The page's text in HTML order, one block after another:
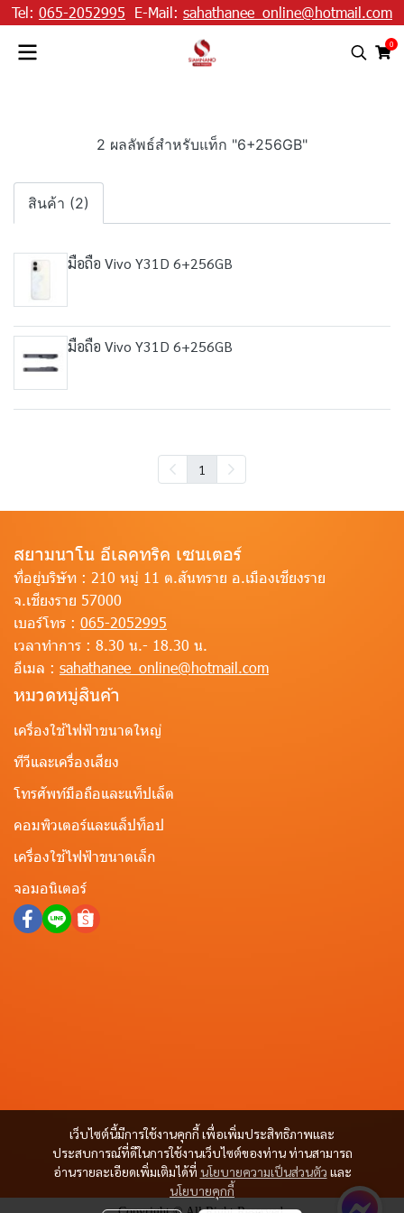
Tel: 065-2052995 E-Mail: sahathanee_online@hotmail.com
0
2 ผลลัพธ์สำหรับแท็ก "6+256GB"
สินค้า (2)
มือถือ Vivo Y31D 6+256GB
มือถือ Vivo Y31D 6+256GB
1
เว็บไซต์นี้มีการใช้งานคุกกี้ เพื่อเพิ่มประสิทธิภาพและ
ประสบการณ์ที่ดีในการใช้งานเว็บไซต์ของท่าน ท่านสามารถ
อ่านรายละเอียดเพิ่มเติมได้ที่ นโยบายความเป็นส่วนตัว และ
นโยบายคุกกี้
สยามนาโน อีเลคทริค เซนเตอร์
ที่อยู่บริษัท : 210 หมู่ 11 ต.สันทราย อ.เมืองเชียงราย
จ.เชียงราย 57000
เบอร์โทร : 065-2052995
เวลาทำการ : 8.30 น.- 18.30 น.
อีเมล : sahathanee_online@hotmail.com
หมวดหมู่สินค้า
เครื่องใช้ไฟฟ้าขนาดใหญ่
ทีวีและเครื่องเสียง
โทรศัพท์มือถือและแท็ปเล็ต
คอมพิวเตอร์และแล็ปท็อป
เครื่องใช้ไฟฟ้าขนาดเล็ก
จอมอนิเตอร์